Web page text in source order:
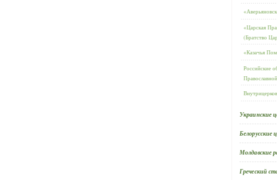
«Царская
(Братство
«Казачья
Российские
Украинские
Белорусские
Молдавские
Греческий